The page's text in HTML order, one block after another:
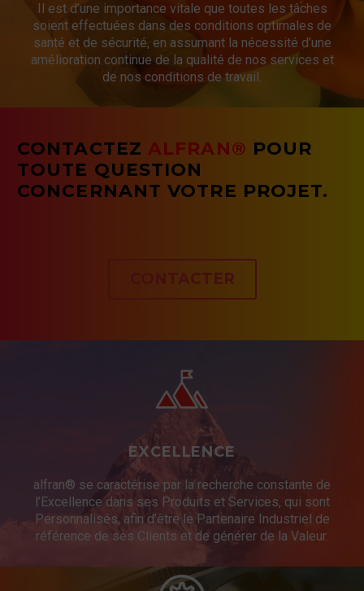
Il est d’une importance vitale que toutes les tâches
soient effectuées dans des conditions optimales de
santé et de sécurité, en assumant la nécessité d’une
amélioration continue de la qualité de nos services et
de nos conditions de travail.
CONTACTEZALFRAN® POUR
TOUTE QUESTION
CONCERNANT VOTRE PROJET.
CONTACTER
EXCELLENCE
alfran® se caractérise par la recherche constante de
l’Excellence dans ses Produits et Services, qui sont
Personnalisés, afin d’être le Partenaire Industriel de
référence de ses Clients et de générer de la Valeur.